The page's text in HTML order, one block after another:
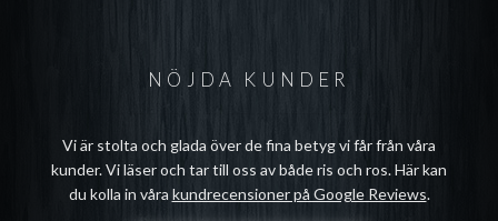
NÖJDA KUNDER
Vi är stolta och glada över de fina betyg vi får från våra
kunder. Vi läser och tar till oss av både ris och ros. Här kan
du kolla in våra kundrecensioner på Google Reviews.